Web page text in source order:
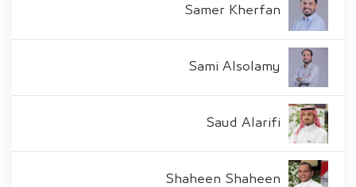
Samer Kherfan
Sami Alsolamy
Saud Alarifi
Shaheen Shaheen